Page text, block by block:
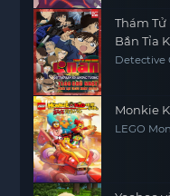
Thám Tử
Bắn Tỉa
Detective
Monkie
LEGO